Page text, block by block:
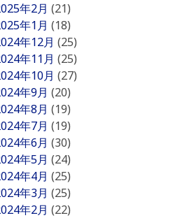
年2月 (21)
年1月 (18)
年12月 (25)
年11月 (25)
年10月 (27)
年9月 (20)
年8月 (19)
年7月 (19)
年6月 (30)
年5月 (24)
年4月 (25)
年3月 (25)
年2月 (22)